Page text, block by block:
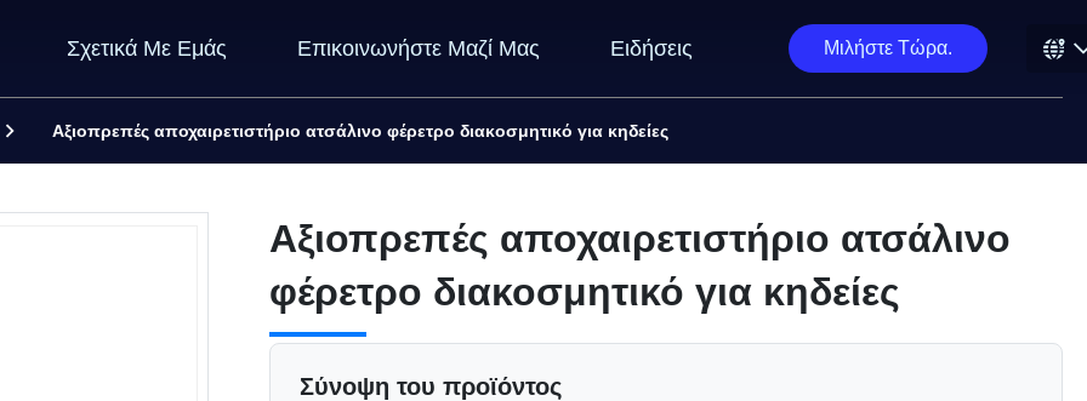
Σχετικά Με Εμάς Επικοινωνήστε Μαζί Μας Ειδήσεις Μιλήστε Τώρα.
Αξιοπρεπές αποχαιρετιστήριο ατσάλινο φέρετρο διακοσμητικό για κηδείες
Αξιοπρεπές αποχαιρετιστήριο ατσάλινο
φέρετρο διακοσμητικό για κηδείες
Σύνοψη του προϊόντος